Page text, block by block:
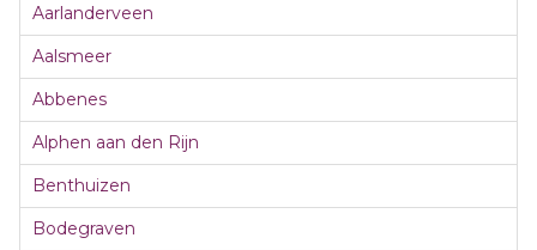
Aarlanderveen
Aalsmeer
Abbenes
Alphen aan den Rijn
Benthuizen
Bodegraven